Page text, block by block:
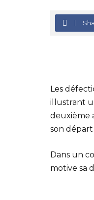
Les
illustrant
deuxième
son
Dans un
motive sa